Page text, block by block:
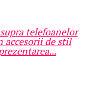
telefoanelor
de stil